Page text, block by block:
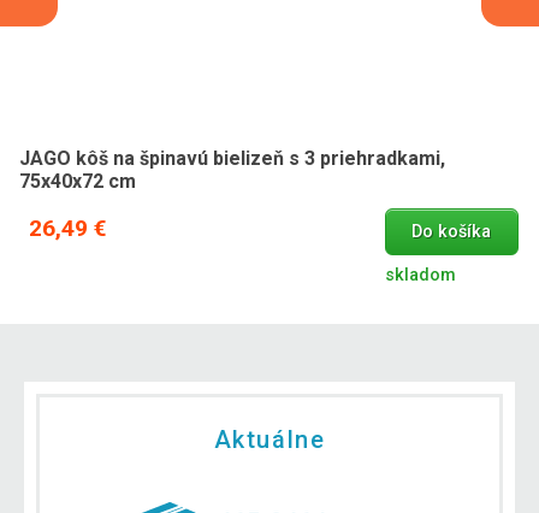
JAGO kôš na špinavú bielizeň s 3 priehradkami,
75x40x72 cm
26,49 € Do košíka
skladom
Aktuálne